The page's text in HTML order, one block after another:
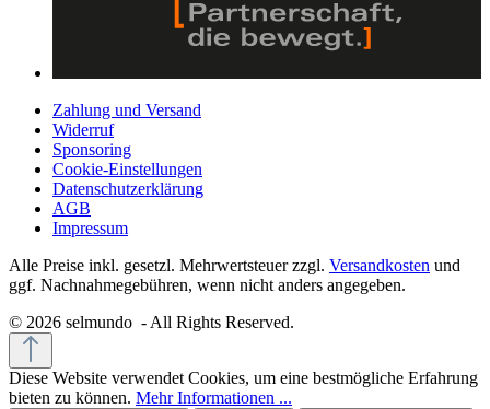
Zahlung und Versand
Widerruf
Sponsoring
Cookie-Einstellungen
Datenschutzerklärung
AGB
Impressum
Alle Preise inkl. gesetzl. Mehrwertsteuer zzgl. Versandkosten und
ggf. Nachnahmegebühren, wenn nicht anders angegeben.
© 2026 selmundo - All Rights Reserved.
Diese Website verwendet Cookies, um eine bestmögliche Erfahrung
bieten zu können. Mehr Informationen ...